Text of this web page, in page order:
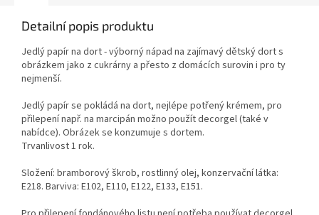
Detailní popis produktu
Jedlý papír na dort - výborný nápad na zajímavý dětský dort s
obrázkem jako z cukrárny a přesto z domácích surovin i pro ty
nejmenší.
Jedlý papír se pokládá na dort, nejlépe potřený krémem, pro
přilepení např. na marcipán možno použít decorgel (také v
nabídce). Obrázek se konzumuje s dortem.
Trvanlivost 1 rok.
Složení: bramborový škrob, rostlinný olej, konzervační látka:
E218. Barviva: E102, E110, E122, E133, E151.